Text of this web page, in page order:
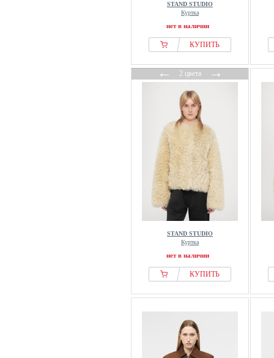
STAND STUDIO
Куртка
нет в наличии
КУПИТЬ
←2 цвета→
STAND STUDIO
Куртка
нет в наличии
КУПИТЬ